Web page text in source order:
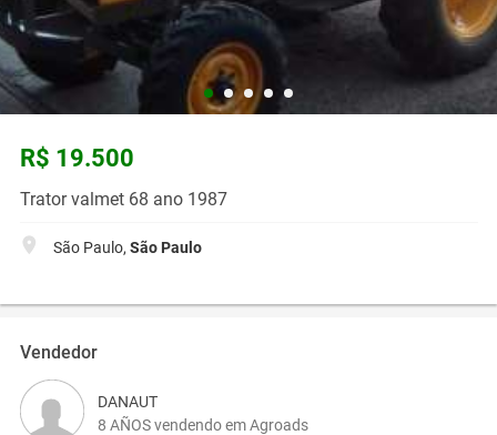
R$ 19.500
Trator valmet 68 ano 1987
São Paulo, São Paulo
Vendedor
DANAUT
8 AÑOS vendendo em Agroads